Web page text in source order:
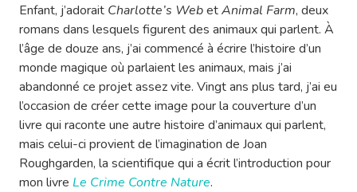
Enfant, j’adorait Charlotte’s WebetAnimal Farm, deux
romans dans lesquels figurent des animaux qui parlent. À
l’âge de douze ans, j’ai commencé à écrire l’histoire d’un
monde magique où parlaient les animaux, mais j’ai
abandonné ce projet assez vite. Vingt ans plus tard, j’ai eu
l’occasion de créer cette image pour la couverture d’un
livre qui raconte une autre histoire d’animaux qui parlent,
mais celui-ci provient de l’imagination de Joan
Roughgarden, la scientifique qui a écrit l’introduction pour
mon livre Le Crime Contre Nature.